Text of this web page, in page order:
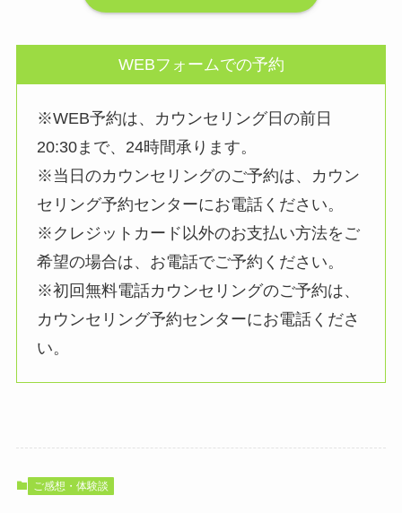
WEBフォームでの予約
※WEB予約は、カウンセリング日の前日
20:30まで、24時間承ります。
※当日のカウンセリングのご予約は、カウン
セリング予約センターにお電話ください。
※クレジットカード以外のお支払い方法をご
希望の場合は、お電話でご予約ください。
※初回無料電話カウンセリングのご予約は、
カウンセリング予約センターにお電話くださ
い。
ご感想・体験談